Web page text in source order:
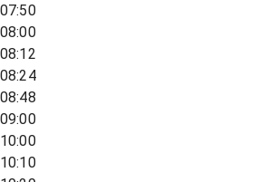
07:50
08:00
08:12
08:24
08:48
09:00
10:00
10:10